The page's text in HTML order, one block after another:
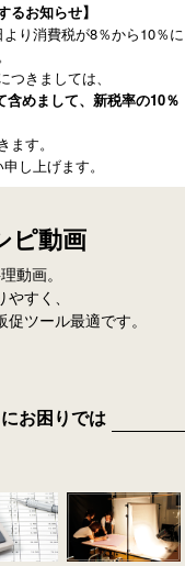
るお知らせ】
り消費税が8％から10％に
きましては、
めまして、新税率の10％
す。
し上げます。
ピ動画
動画。
すく、
ツール最適です。
お困りでは